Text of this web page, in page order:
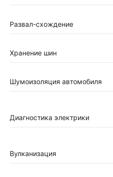
Развал-схождение
Хранение шин
Шумоизоляция автомобиля
Диагностика электрики
Вулканизация